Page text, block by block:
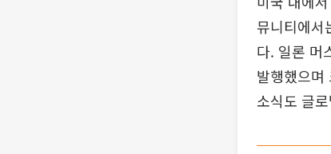
뮤니티에서
다. 일론 머
발행했으며
소식도 글